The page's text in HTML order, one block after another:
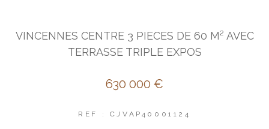
VINCENNES CENTRE 3 PIECES DE 60 M² AVEC
TERRASSE TRIPLE EXPOS
630 000 €
REF : CJVAP40001124